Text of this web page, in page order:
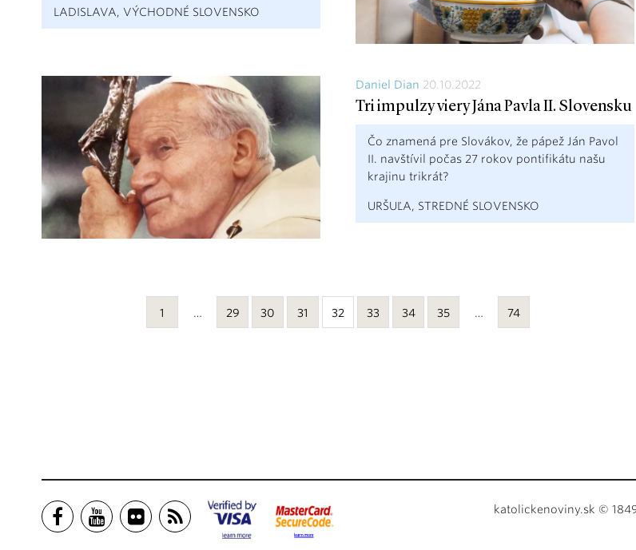
LADISLAVA, VÝCHODNÉ SLOVENSKO
Daniel Dian 20.10.2022
Tri impulzy viery Jána Pavla II. Slovensku
Čo znamená pre Slovákov, že pápež Ján Pavol
II. navštívil počas 27 rokov pontifikátu našu
krajinu trikrát?
URŠUĽA, STREDNÉ SLOVENSKO
1 … 29 30 31 32 33 34 35 … 74
katolickenoviny.sk ©